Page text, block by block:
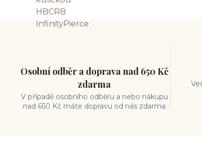
Osobní odběr a doprava nad 650 Kč
zdarma
V případě osobního odběru a nebo nákupu
nad 650 Kč máte dopravu od nás zdarma